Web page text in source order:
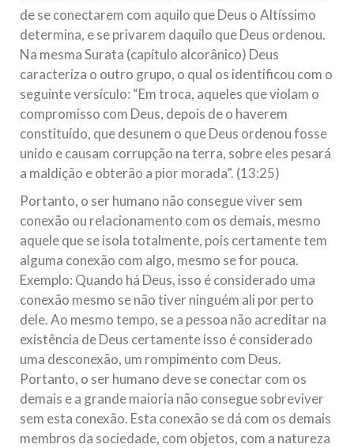
de se conectarem com aquilo que Deus o Altíssimo
determina, e se privarem daquilo que Deus ordenou.
Na mesma Surata (capítulo alcorânico) Deus
caracteriza o outro grupo, o qual os identificou com o
seguinte versículo: “Em troca, aqueles que violam o
compromisso com Deus, depois de o haverem
constituído, que desunem o que Deus ordenou fosse
unido e causam corrupção na terra, sobre eles pesará
a maldição e obterão a pior morada”. (13:25)
Portanto, o ser humano não consegue viver sem
conexão ou relacionamento com os demais, mesmo
aquele que se isola totalmente, pois certamente tem
alguma conexão com algo, mesmo se for pouca.
Exemplo: Quando há Deus, isso é considerado uma
conexão mesmo se não tiver ninguém ali por perto
dele. Ao mesmo tempo, se a pessoa não acreditar na
existência de Deus certamente isso é considerado
uma desconexão, um rompimento com Deus.
Portanto, o ser humano deve se conectar com os
demais e a grande maioria não consegue sobreviver
sem esta conexão. Esta conexão se dá com os demais
membros da sociedade, com objetos, com a natureza